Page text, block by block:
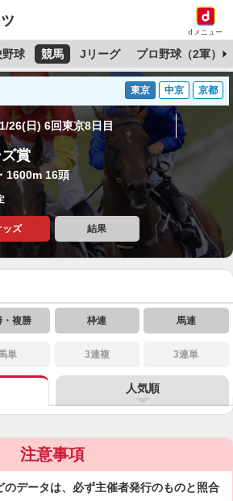
dメニュー
野球 競馬 Jリーグ プロ野球（2軍）
東京 中京 京都
26(日) 6回東京8日目
賞
1600m 16頭
ッズ 結果
・複勝 枠連 馬連
単 3連複 3連単
人気順
注意事項
データは、必ず主催者発行のものと照合